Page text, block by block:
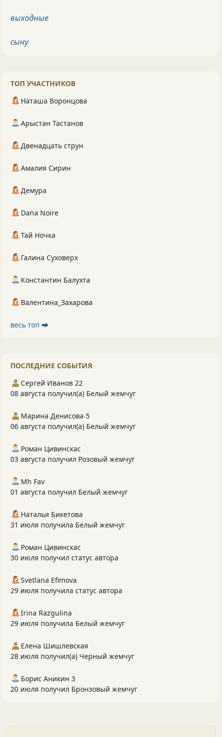
выходные
сыну
ТОП УЧАСТНИКОВ
Наташа Воронцова
Арыстан Тастанов
Двенадцать струн
Амалия Сирин
Демура
Dana Noire
Тай Ночка
Галина Суховерх
Константин Балухта
Валентина_Захарова
весь топ ⮕
ПОСЛЕДНИЕ СОБЫТИЯ
Сергей Иванов 22
08 августа получил(а) Белый жемчуг
Марина Денисова 5
06 августа получил(а) Белый жемчуг
Роман Цивинскас
03 августа получил Розовый жемчуг
Mh Fav
01 августа получил Белый жемчуг
Наталья Бикетова
31 июля получила Белый жемчуг
Роман Цивинскас
30 июля получил статус автора
Svetlana Efimova
29 июля получила статус автора
Irina Razgulina
29 июля получила Белый жемчуг
Елена Шишлевская
28 июля получил(а) Черный жемчуг
Борис Аникин 3
20 июля получил Бронзовый жемчуг